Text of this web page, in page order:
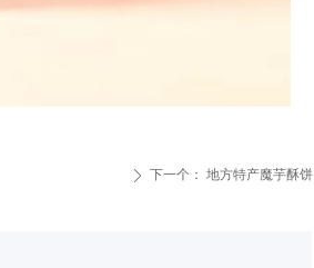
ꄲ 下一个： 地方特产魔芋酥饼